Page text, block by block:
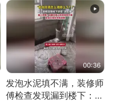
00:36
发泡水泥填不满，装修师
傅检查发现漏到楼下：出